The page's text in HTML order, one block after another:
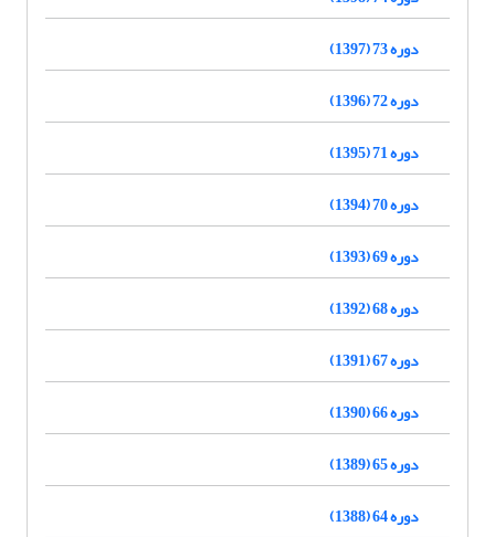
دوره 73 (1397)
دوره 72 (1396)
دوره 71 (1395)
دوره 70 (1394)
دوره 69 (1393)
دوره 68 (1392)
دوره 67 (1391)
دوره 66 (1390)
دوره 65 (1389)
دوره 64 (1388)